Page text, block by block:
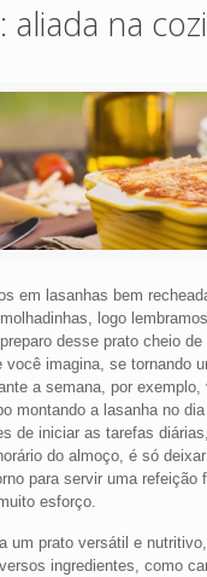
aliada na
em lasanhas bem
logo
desse prato cheio de
você imagina, se tornando
a semana, por exemplo,
montando a lasanha no
de iniciar as tarefas
do almoço, é só
para servir uma refeição
esforço.
um prato versátil e
ingredientes, como